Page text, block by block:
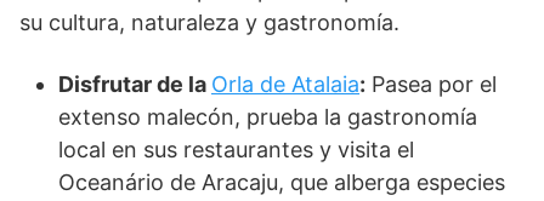
su cultura, naturaleza y gastronomía.
Disfrutar de la Orla de Atalaia: Pasea por el
extenso malecón, prueba la gastronomía
local en sus restaurantes y visita el
Oceanário de Aracaju, que alberga especies